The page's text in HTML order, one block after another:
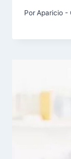
PorAparicio -